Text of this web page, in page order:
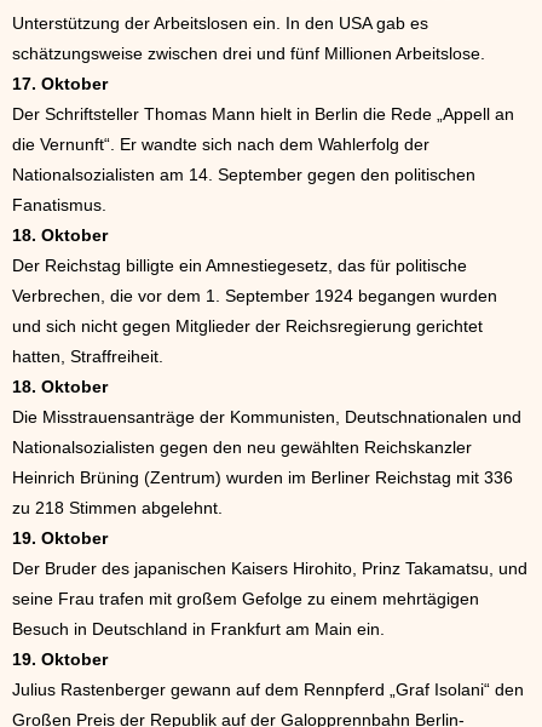
Unterstützung der Arbeitslosen ein. In den USA gab es
schätzungsweise zwischen drei und fünf Millionen Arbeitslose.
17. Oktober
Der Schriftsteller Thomas Mann hielt in Berlin die Rede „Appell an
die Vernunft“. Er wandte sich nach dem Wahlerfolg der
Nationalsozialisten am 14. September gegen den politischen
Fanatismus.
18. Oktober
Der Reichstag billigte ein Amnestiegesetz, das für politische
Verbrechen, die vor dem 1. September 1924 begangen wurden
und sich nicht gegen Mitglieder der Reichsregierung gerichtet
hatten, Straffreiheit.
18. Oktober
Die Misstrauensanträge der Kommunisten, Deutschnationalen und
Nationalsozialisten gegen den neu gewählten Reichskanzler
Heinrich Brüning (Zentrum) wurden im Berliner Reichstag mit 336
zu 218 Stimmen abgelehnt.
19. Oktober
Der Bruder des japanischen Kaisers Hirohito, Prinz Takamatsu, und
seine Frau trafen mit großem Gefolge zu einem mehrtägigen
Besuch in Deutschland in Frankfurt am Main ein.
19. Oktober
Julius Rastenberger gewann auf dem Rennpferd „Graf Isolani“ den
Großen Preis der Republik auf der Galopprennbahn Berlin-